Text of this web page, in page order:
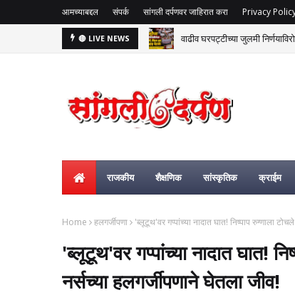
आमच्याबद्दल संपर्क सांगली दर्पणवर जाहिरात करा Privacy
🔴 LIVE NEWS वाढीव घरपट्टीच्या जुलमी
राजकीय शैक्षणिक सांस्कृतिक क्राईम
Home हलगर्जीपणा 'ब्लूटूथ'वर गप्पांच्या नादात घात! निष्पाप रुग्णाला
'ब्लूटूथ'वर गप्पांच्या नादात घात!
नर्सच्या हलगर्जीपणाने घेतला जीव!